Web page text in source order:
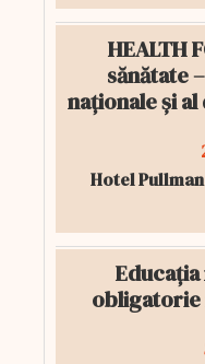
HEALTH
sănătate
naționale și
Hotel